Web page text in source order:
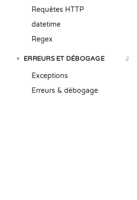
Requêtes HTTP
datetime
Regex
▾ ERREURS ET DÉBOGAGE 2
Exceptions
Erreurs & débogage